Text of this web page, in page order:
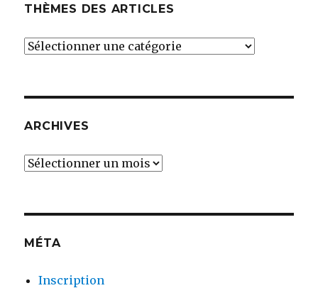
THÈMES DES ARTICLES
THÈMES
ARCHIVES
Archives
MÉTA
Inscription